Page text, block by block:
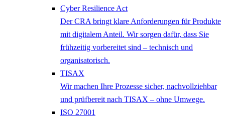
Cyber Resilience Act
Der CRA bringt klare Anforderungen für Produkte
mit digitalem Anteil. Wir sorgen dafür, dass Sie
frühzeitig vorbereitet sind – technisch und
organisatorisch.
TISAX
Wir machen Ihre Prozesse sicher, nachvollziehbar
und prüfbereit nach TISAX – ohne Umwege.
ISO 27001